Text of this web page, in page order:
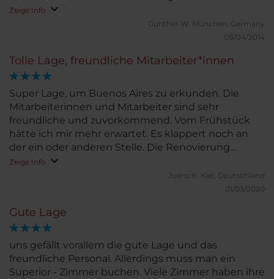
Metrostation vor der Tür ist sehr praktisch.
Zeige Info
Gunther W. München, Germany
08/04/2014
Tolle Lage, freundliche Mitarbeiter*innen
Super Lage, um Buenos Aires zu erkunden. Die
Mitarbeiterinnen und Mitarbeiter sind sehr
freundliche und zuvorkommend. Vom Frühstück
hätte ich mir mehr erwartet. Es klappert noch an
der ein oder anderen Stelle. Die Renovierung
scheint noch nicht abgeschlossen zu sein (Arbeiten
im 1. OG). Auf meinem Zimmer war zu Beginn auch
keine "Kaffee- und Teezubereitungsmöglichkeit"
einen Wasserkocher, aber weder Tassen noch
Teebeutel.
Zeige Info
Juersch. Kiel, Deutschland
01/03/2020
Gute Lage
uns gefällt vorallem die gute Lage und das
freundliche Personal. Allerdings muss man ein
Superior - Zimmer buchen. Viele Zimmer haben ihre